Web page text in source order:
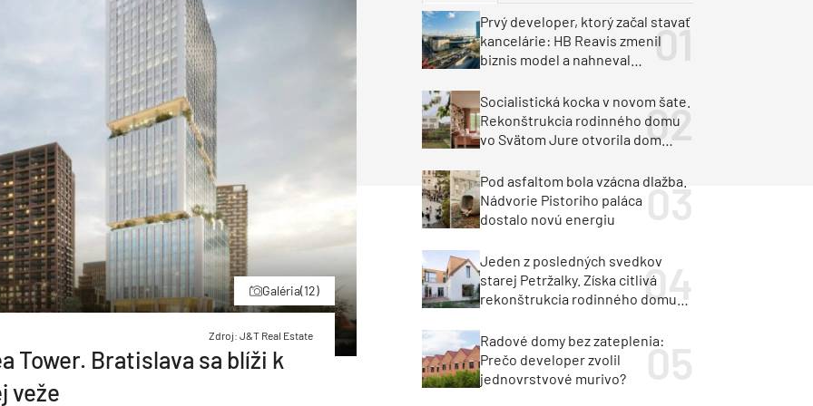
Interiérový dizajn Urbanizmus
Inžinierske siete
Klimatizácia a vetranie
Stavebná technika
Bonusy Klubu ASB Manažérsky kurz Milan Murcka
Galéria(12)
Zdroj: J&T Real Estate
Tower. Bratislava sa blíži k
veže
Prvý developer, ktorý začal stavať
kancelárie: HB Reavis zmenil
biznis model a nahneval
Socialistická kocka v novom šate.
Rekonštrukcia rodinného domu
vo Svätom Jure otvorila dom
Pod asfaltom bola vzácna dlažba.
Nádvorie Pistoriho paláca
dostalo novú energiu
Jeden z posledných svedkov
starej Petržalky. Získa citlivá
rekonštrukcia rodinného domu
Radové domy bez zateplenia:
Prečo developer zvolil
jednovrstvové murivo?